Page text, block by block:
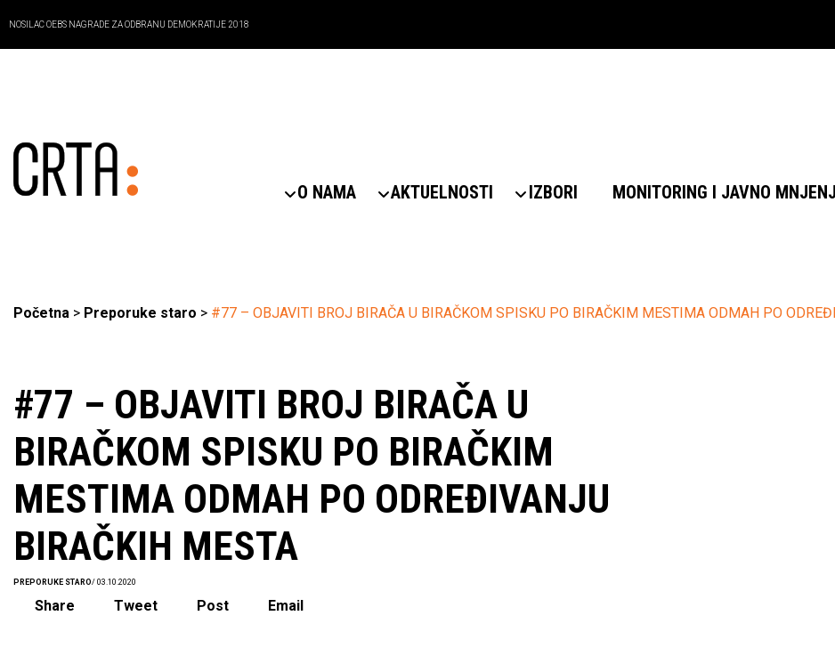
NOSILAC OEBS NAGRADE ZA ODBRANU DEMOKRATIJE 2018
O NAMA AKTUELNOSTI IZBORI MONITORING I JAVNO
Početna > Preporuke staro > #77 – OBJAVITI BROJ BIRAČA U BIRAČKOM SPISKU PO BIRAČKIM MESTIMA ODMAH PO
#77 – OBJAVITI BROJ BIRAČA U
BIRAČKOM SPISKU PO BIRAČKIM
MESTIMA ODMAH PO ODREĐIVANJU
BIRAČKIH MESTA
PREPORUKE STARO/ 03.10.2020
Share Tweet Post Email